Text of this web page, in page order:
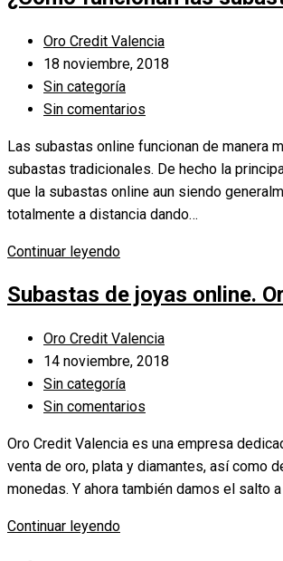
relojes
de
lujo
más
Autor
de
la
entrada:
Oro Credit Valencia
Publicación
de
la
18 noviembre, 2018
Categoría
de
entrada:
Sin categoría
Comentarios
la
entrada:
Sin comentarios
Las subastas online funcionan de manera
subastas tradicionales. De hecho la
que la subastas online aun siendo
totalmente a distancia dando…
Continuar leyendo¿Cómo
las
online?
Subastas de joyas online.
Autor
de
la
entrada:
Oro Credit Valencia
Publicación
de
la
14 noviembre, 2018
Categoría
de
entrada:
Sin categoría
Comentarios
la
entrada:
Sin comentarios
Oro Credit Valencia es una empresa
venta de oro, plata y diamantes, así como
monedas. Y ahora también damos el salto
Continuar leyendoSubastas